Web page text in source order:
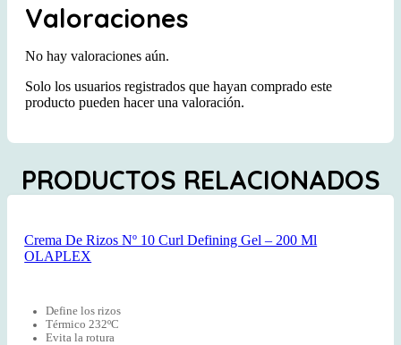
Valoraciones
No hay valoraciones aún.
Solo los usuarios registrados que hayan comprado este
producto pueden hacer una valoración.
PRODUCTOS RELACIONADOS
Crema De Rizos Nº 10 Curl Defining Gel – 200 Ml
OLAPLEX
Define los rizos
Térmico 232ºC
Evita la rotura